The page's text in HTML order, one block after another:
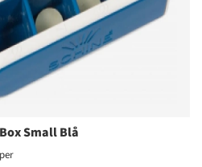
Small Blå